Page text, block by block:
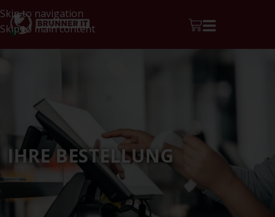
Skip to navigation
Skip to main content
IHRE BESTELLUNG